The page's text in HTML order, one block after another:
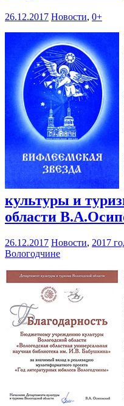
26.12.2017 Новости, 0+
культуры и
области
26.12.2017 Новости, 2017
Вологодчине